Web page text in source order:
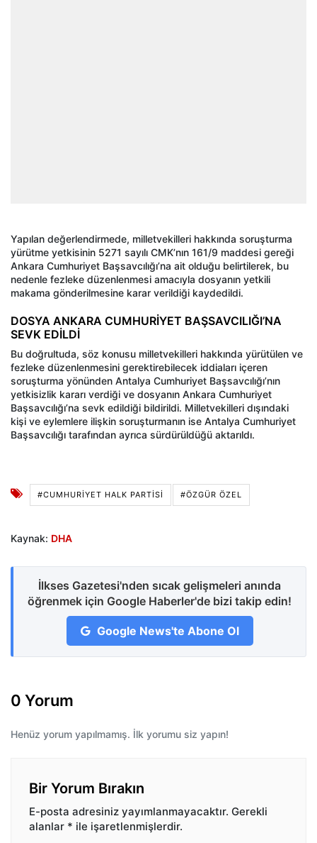
Yapılan değerlendirmede, milletvekilleri hakkında soruşturma
yürütme yetkisinin 5271 sayılı CMK’nın 161/9 maddesi gereği
Ankara Cumhuriyet Başsavcılığı’na ait olduğu belirtilerek, bu
nedenle fezleke düzenlenmesi amacıyla dosyanın yetkili
makama gönderilmesine karar verildiği kaydedildi.
DOSYA ANKARA CUMHURİYET BAŞSAVCILIĞI’NA
SEVK EDİLDİ
Bu doğrultuda, söz konusu milletvekilleri hakkında yürütülen ve
fezleke düzenlenmesini gerektirebilecek iddiaları içeren
soruşturma yönünden Antalya Cumhuriyet Başsavcılığı’nın
yetkisizlik kararı verdiği ve dosyanın Ankara Cumhuriyet
Başsavcılığı’na sevk edildiği bildirildi. Milletvekilleri dışındaki
kişi ve eylemlere ilişkin soruşturmanın ise Antalya Cumhuriyet
Başsavcılığı tarafından ayrıca sürdürüldüğü aktarıldı.
#CUMHURİYET HALK PARTİSİ #ÖZGÜR ÖZEL
Kaynak: DHA
İlkses Gazetesi'nden sıcak gelişmeleri anında
öğrenmek için Google Haberler'de bizi takip edin!
Google News'te Abone Ol
0 Yorum
Henüz yorum yapılmamış. İlk yorumu siz yapın!
Bir Yorum Bırakın
E-posta adresiniz yayımlanmayacaktır. Gerekli
alanlar * ile işaretlenmişlerdir.